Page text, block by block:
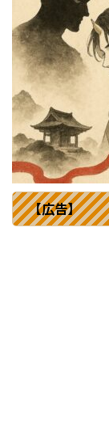
【広告】